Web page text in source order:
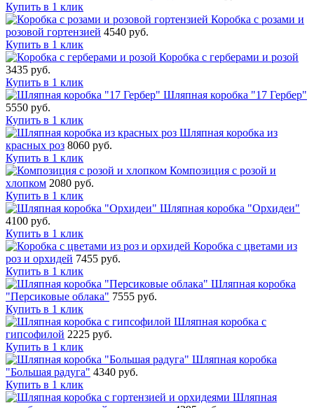
Купить в 1 клик
Коробка с розами и
розовой гортензией 4540 руб.
Купить в 1 клик
Коробка с герберами и розой
3435 руб.
Купить в 1 клик
Шляпная коробка "17 Гербер"
5550 руб.
Купить в 1 клик
Шляпная коробка из
красных роз 8060 руб.
Купить в 1 клик
Композиция с розой и
хлопком 2080 руб.
Купить в 1 клик
Шляпная коробка "Орхидеи"
4100 руб.
Купить в 1 клик
Коробка с цветами из
роз и орхидей 7455 руб.
Купить в 1 клик
Шляпная коробка
"Персиковые облака" 7555 руб.
Купить в 1 клик
Шляпная коробка с
гипсофилой 2225 руб.
Купить в 1 клик
Шляпная коробка
"Большая радуга" 4340 руб.
Купить в 1 клик
Шляпная